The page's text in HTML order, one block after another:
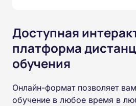
Доступная
платформа
обучения
Онлайн-формат позволяет
обучение в любое время в